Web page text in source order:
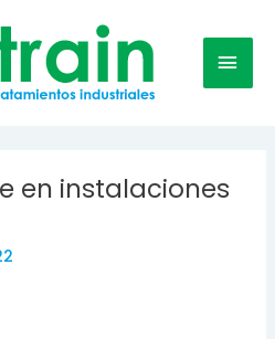
en instalaciones